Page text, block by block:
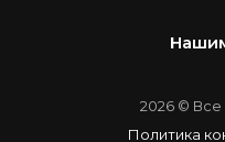
2026 ©
Политика